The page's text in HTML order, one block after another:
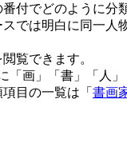
付でどのように分
では明白に同一
覧できます。
「画」「書」「人
目の一覧は「 書画